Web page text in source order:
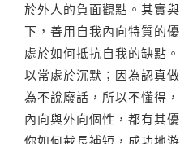
於外人的負面觀點。其實
下，善用自我內向特質的
處於如何抵抗自我的缺點
以常處於沉默；因為認真
為不說廢話，所以不懂得
內向與外向個性，都有其
你如何截長補短，成功地